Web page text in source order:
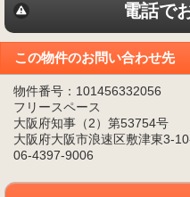
電話で
この物件のお問い合わせ先
物件番号：101456332056
フリースペース
大阪府知事（2）第53754号
大阪府大阪市浪速区敷津東3-
06-4397-9006